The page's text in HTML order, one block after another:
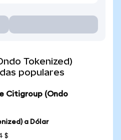
Tokenized)
populares
Citigroup (Ondo
a Dólar
$